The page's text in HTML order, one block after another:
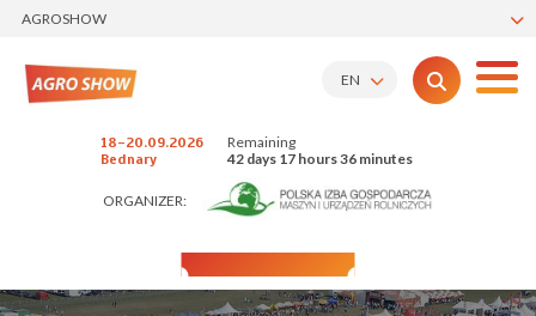
AGROSHOW
18-20.09.2026
Bednary
Remaining
42 days 17 hours 36 minutes
ORGANIZER:
EN